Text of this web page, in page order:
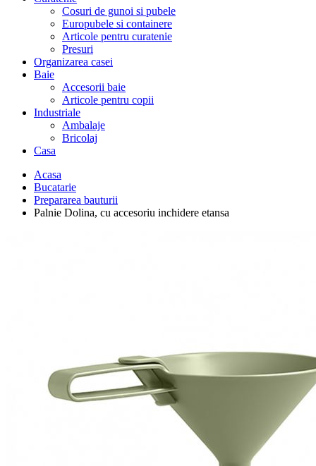
Cosuri de gunoi si pubele
Europubele si containere
Articole pentru curatenie
Presuri
Organizarea casei
Baie
Accesorii baie
Articole pentru copii
Industriale
Ambalaje
Bricolaj
Casa
Acasa
Bucatarie
Prepararea bauturii
Palnie Dolina, cu accesoriu inchidere etansa